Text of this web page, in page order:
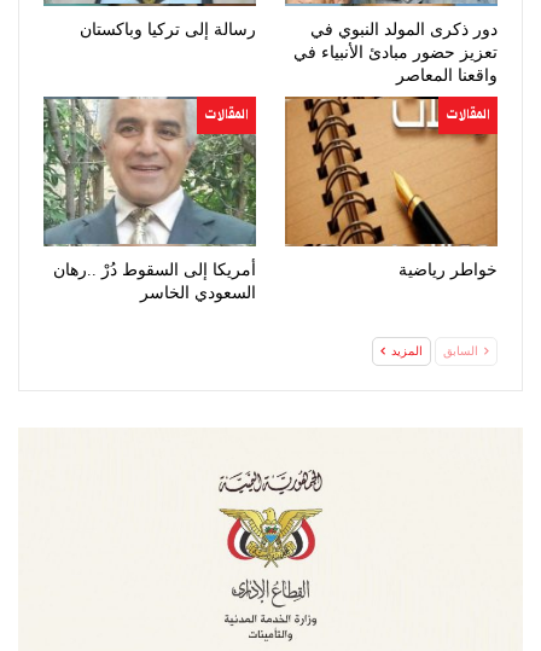
دور ذكرى المولد النبوي في
تعزيز حضور مبادئ الأنبياء في
واقعنا المعاصر
رسالة إلى تركيا وباكستان
المقالات
خواطر رياضية
المقالات
أمريكا إلى السقوط دُرْ ..رهان
السعودي الخاسر
السابق المزيد